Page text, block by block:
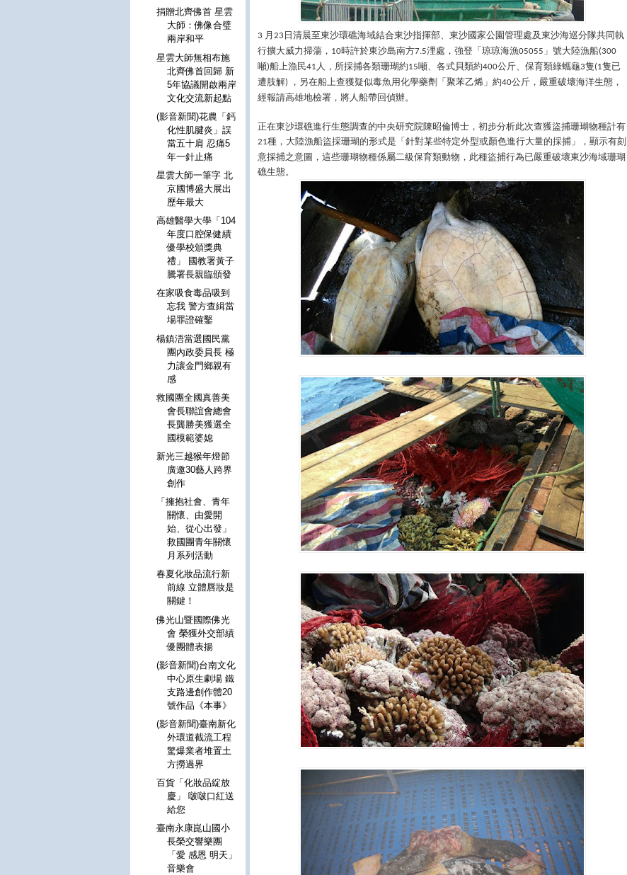
3 月 23 日清晨至東沙環礁海域結合東沙指揮部、東沙國家公園管理處及東沙海巡分隊共同執
行擴大威力掃蕩， 10時許於東沙島南方7.5浬處，強登「琼琼海漁05055 」號大陸漁船(300
噸)船上漁民41 人，所採捕各類珊瑚約15噸、各式貝類約400公斤、保育類綠蠵龜3隻(1隻已
遭肢解) ，另在船上查獲疑似毒魚用化學藥劑「聚苯乙烯」約40公斤，嚴重破壞海洋生態，
經報請高雄地檢署，將人船帶回偵辦。
正在東沙環礁進行生態調查的中央研究院陳昭倫博士，初步分析此次查獲盜捕珊瑚物種計有
21種，大陸漁船盜採珊瑚的形式是「針對某些特定外型或顏色進行大量的採捕」，顯示有刻
意採捕之意圖，這些珊瑚物種係屬二級保育類動物，此種盜捕行為已嚴重破壞東沙海域珊瑚
礁生態。
捐贈北齊佛首 星雲
大師：佛像合璧
兩岸和平
星雲大師無相布施
北齊佛首回歸 新
5年協議開啟兩岸
文化交流新起點
(影音新聞)花農「鈣
化性肌腱炎」誤
當五十肩 忍痛5
年一針止痛
星雲大師一筆字 北
京國博盛大展出
歷年最大
高雄醫學大學「104
年度口腔保健績
優學校頒獎典
禮」 國教署黃子
騰署長親臨頒發
在家吸食毒品吸到
忘我 警方查緝當
場罪證確鑿
楊鎮浯當選國民黨
團內政委員長 極
力讓金門鄉親有
感
救國團全國真善美
會長聯誼會總會
長龔勝美獲選全
國模範婆媳
新光三越猴年燈節
廣邀30藝人跨界
創作
「擁抱社會、青年
關懷、由愛開
始、從心出發」
救國團青年關懷
月系列活動
春夏化妝品流行新
前線 立體唇妝是
關鍵！
佛光山暨國際佛光
會 榮獲外交部績
優團體表揚
(影音新聞)台南文化
中心原生劇場 鐵
支路邊創作體20
號作品《本事》
(影音新聞)臺南新化
外環道截流工程
驚爆業者堆置土
方撈過界
百貨「化妝品綻放
慶」 啵啵口紅送
給您
臺南永康崑山國小
長榮交響樂團
「愛 感恩 明天」
音樂會